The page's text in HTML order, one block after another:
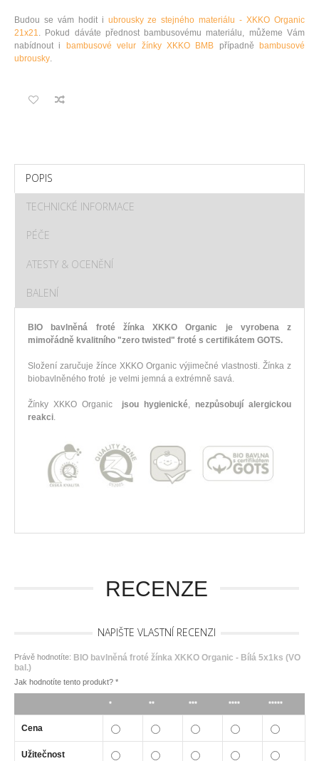
Budou se vám hodit i ubrousky ze stejného materiálu - XKKO Organic
21x21. Pokud dáváte přednost bambusovému materiálu, můžeme Vám
nabídnout i bambusové velur žínky XKKO BMB případně bambusové
ubrousky.
POPIS
TECHNICKÉ INFORMACE
PÉČE
ATESTY & OCENĚNÍ
BALENÍ
BIO bavlněná froté žínka XKKO Organic je vyrobena z
mimořádně kvalitního "zero twisted" froté s certifikátem GOTS.
Složení zaručuje žínce XKKO Organic výjimečné vlastnosti. Žínka z
biobavlněného froté je velmi jemná a extrémně savá.
Žínky XKKO Organic jsou hygienické, nezpůsobují alergickou
reakci.
RECENZE
NAPIŠTE VLASTNÍ RECENZI
Právě hodnotíte: BIO bavlněná froté žínka XKKO Organic - Bílá 5x1ks (VO
bal.)
Jak hodnotíte tento produkt? *
* ** *** **** *****
Cena
Užitečnost